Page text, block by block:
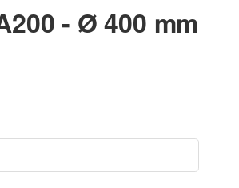
- Ø 400 mm